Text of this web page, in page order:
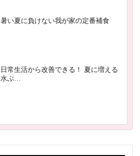
暑い夏に負けない我が家の定番補食
日常生活から改善できる！ 夏に増える
水ぶ…